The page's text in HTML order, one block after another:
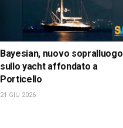
Bayesian, nuovo sopralluogo
sullo yacht affondato a
Porticello
21 GIU 2026